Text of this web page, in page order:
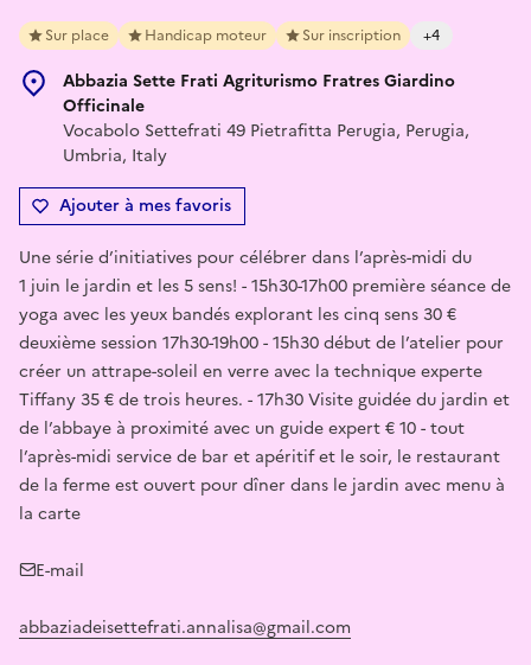
Sur place Handicap moteur Sur inscription +4
Abbazia Sette Frati Agriturismo Fratres Giardino
Officinale
Vocabolo Settefrati 49 Pietrafitta Perugia, Perugia,
Umbria, Italy
Ajouter à mes favoris
Une série d’initiatives pour célébrer dans l’après-midi du
1 juin le jardin et les 5 sens! - 15h30-17h00 première séance de
yoga avec les yeux bandés explorant les cinq sens 30 €
deuxième session 17h30-19h00 - 15h30 début de l’atelier pour
créer un attrape-soleil en verre avec la technique experte
Tiffany 35 € de trois heures. - 17h30 Visite guidée du jardin et
de l’abbaye à proximité avec un guide expert € 10 - tout
l’après-midi service de bar et apéritif et le soir, le restaurant
de la ferme est ouvert pour dîner dans le jardin avec menu à
la carte
E-mail
abbaziadeisettefrati.annalisa@gmail.com